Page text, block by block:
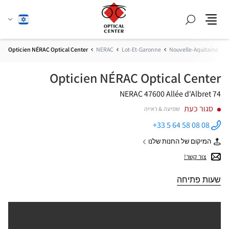
חפש
שנהעברית
Nouvelle-Aquitaine
Lot-Et-Garonne
NERAC
Opticien NÉRAC Optical Center
Opticien NÉRAC Optical Center
74 Allée d'Albret
47600 NERAC
סגור כעת שמיעה & ראייה
התקשר
לחנות
Opticien
NÉRAC
Optical
+33 5 64 58 08 08
המיקום של החנות שלנו של
Opticien
NÉRAC
Center
צור קשר!
שעות פתיחה